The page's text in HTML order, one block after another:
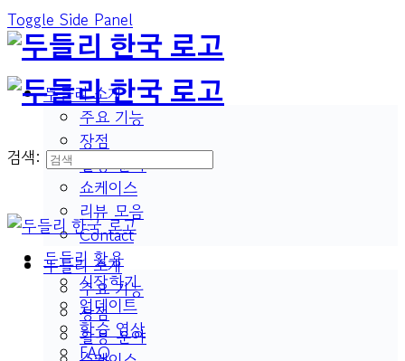
Toggle Side Panel
두들리 소개
주요 기능
장점
활용 분야
쇼케이스
리뷰 모음
Contact
두들리 활용
시작하기
업데이트
학습 영상
FAQ
검색:
두들리 소개
주요 기능
장점
활용 분야